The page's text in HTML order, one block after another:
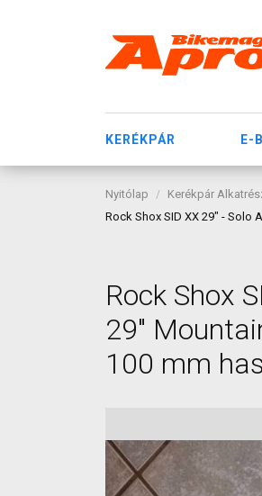
KERÉKPÁR E-
Nyitólap Kerékpár
Rock Shox SID XX 29" - Solo
Rock Shox
29"
100 mm